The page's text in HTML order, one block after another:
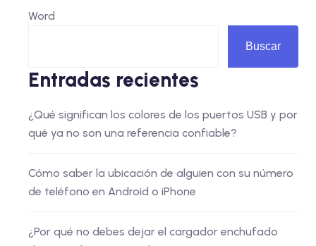
Word
Buscar
Entradas recientes
¿Qué significan los colores de los puertos USB y por
qué ya no son una referencia confiable?
Cómo saber la ubicación de alguien con su número
de teléfono en Android o iPhone
¿Por qué no debes dejar el cargador enchufado